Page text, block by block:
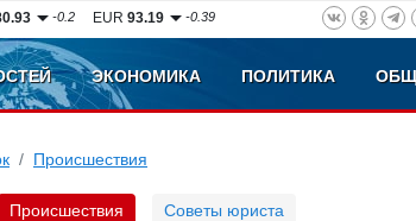
-0.2 EUR93.19 -0.39
ЭКОНОМИКА ПОЛИТИКА
Происшествия
Происшествия Советы юриста